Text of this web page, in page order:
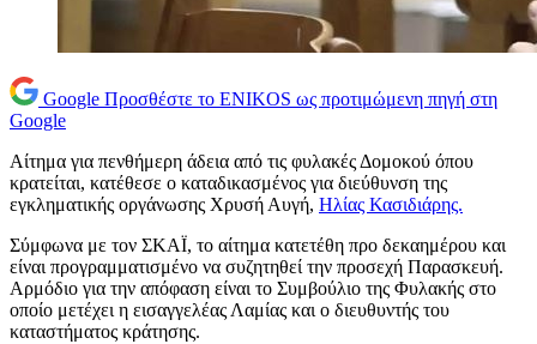
Google Προσθέστε το ENIKOS ως προτιμώμενη πηγή στη
Google
Αίτημα για πενθήμερη άδεια από τις φυλακές Δομοκού όπου
κρατείται, κατέθεσε ο καταδικασμένος για διεύθυνση της
εγκληματικής οργάνωσης Χρυσή Αυγή, Ηλίας Κασιδιάρης.
Σύμφωνα με τον ΣΚΑΪ, το αίτημα κατετέθη προ δεκαημέρου και
είναι προγραμματισμένο να συζητηθεί την προσεχή Παρασκευή.
Αρμόδιο για την απόφαση είναι το Συμβούλιο της Φυλακής στο
οποίο μετέχει η εισαγγελέας Λαμίας και ο διευθυντής του
καταστήματος κράτησης.